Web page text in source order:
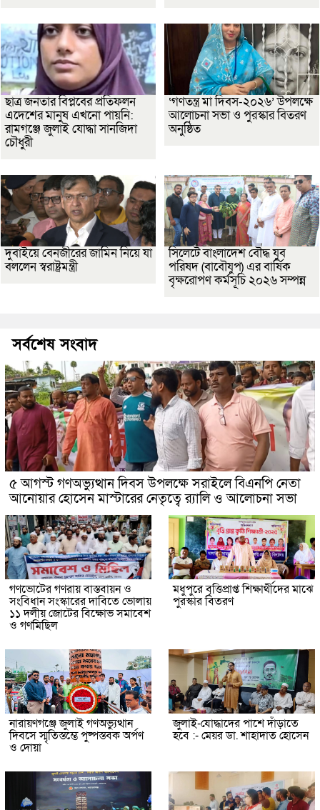
ছাত্র জনতার বিপ্লবের প্রতিফলন
এদেশের মানুষ এখনো পায়নি:
রামগঞ্জে জুলাই যোদ্ধা সানজিদা
চৌধুরী
‘গণতন্ত্র মা দিবস-২০২৬’ উপলক্ষে
আলোচনা সভা ও পুরস্কার বিতরণ
অনুষ্ঠিত
দুবাইয়ে বেনজীরের জামিন নিয়ে যা
বললেন স্বরাষ্ট্রমন্ত্রী
সিলেটে বাংলাদেশ বৌদ্ধ যুব
পরিষদ (বাবৌযুপ) এর বার্ষিক
বৃক্ষরোপণ কর্মসূচি ২০২৬ সম্পন্ন
সর্বশেষ সংবাদ
৫ আগস্ট গণঅভ্যুত্থান দিবস উপলক্ষে সরাইলে বিএনপি নেতা
আনোয়ার হোসেন মাস্টারের নেতৃত্বে র‍্যালি ও আলোচনা সভা
গণভোটের গণরায় বাস্তবায়ন ও
সংবিধান সংস্কারের দাবিতে ভোলায়
১১ দলীয় জোটের বিক্ষোভ সমাবেশ
ও গণমিছিল
মধুপুরে বৃত্তিপ্রাপ্ত শিক্ষার্থীদের মাঝে
পুরস্কার বিতরণ
নারায়ণগঞ্জে জুলাই গণঅভ্যুত্থান
দিবসে স্মৃতিস্তম্ভে পুষ্পস্তবক অর্পণ
ও দোয়া
জুলাই-যোদ্ধাদের পাশে দাঁড়াতে
হবে :- মেয়র ডা. শাহাদাত হোসেন